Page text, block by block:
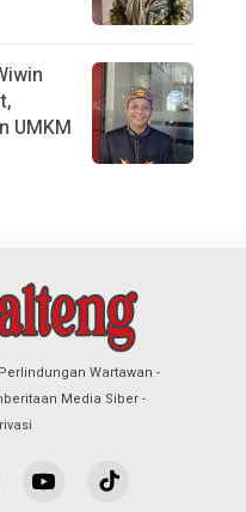
UMKM
Perlindungan Wartawan
Media Siber